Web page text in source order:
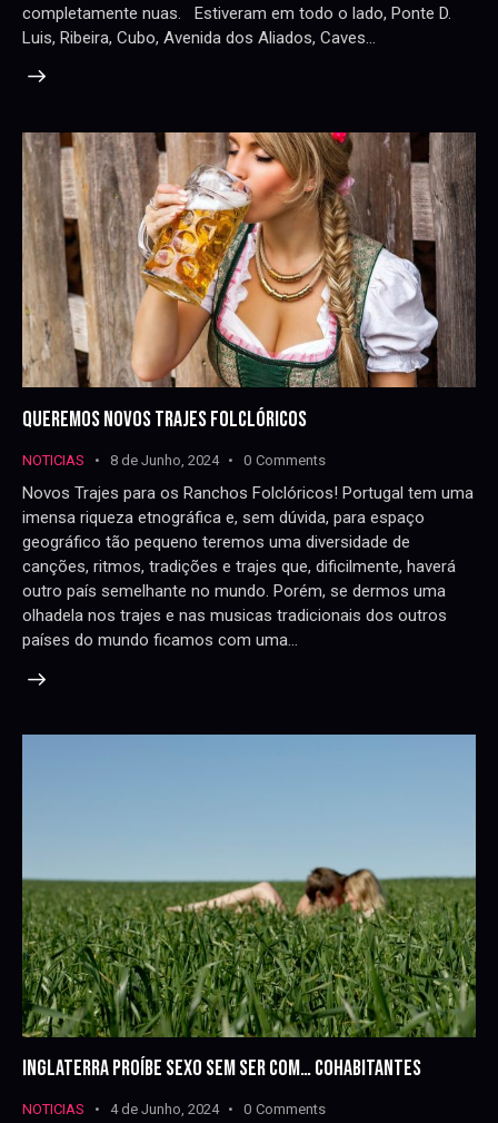
completamente nuas. Estiveram em todo o lado, Ponte D.
Luis, Ribeira, Cubo, Avenida dos Aliados, Caves…
QUEREMOS NOVOS TRAJES FOLCLÓRICOS
NOTICIAS 8 de Junho, 2024 0 Comments
Novos Trajes para os Ranchos Folclóricos! Portugal tem uma
imensa riqueza etnográfica e, sem dúvida, para espaço
geográfico tão pequeno teremos uma diversidade de
canções, ritmos, tradições e trajes que, dificilmente, haverá
outro país semelhante no mundo. Porém, se dermos uma
olhadela nos trajes e nas musicas tradicionais dos outros
países do mundo ficamos com uma…
INGLATERRA PROÍBE SEXO SEM SER COM… COHABITANTES
NOTICIAS 4 de Junho, 2024 0 Comments